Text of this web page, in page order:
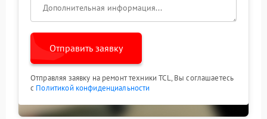
Отправить заявку
Отправляя заявку на ремонт техники TCL, Вы соглашаетесь
с Политикой конфиденциальности